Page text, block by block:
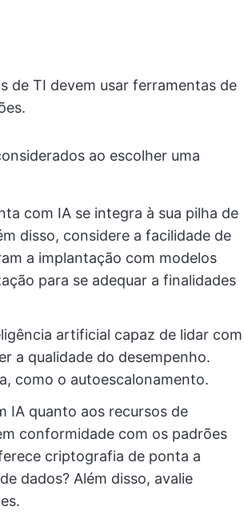
de TI devem usar ferramentas de
ao escolher uma
com IA se integra à sua pilha de
disso, considere a facilidade de
a implantação com modelos
para se adequar a finalidades
artificial capaz de lidar com
a qualidade do desempenho.
como o autoescalonamento.
IA quanto aos recursos de
conformidade com os padrões
criptografia de ponta a
dados? Além disso, avalie